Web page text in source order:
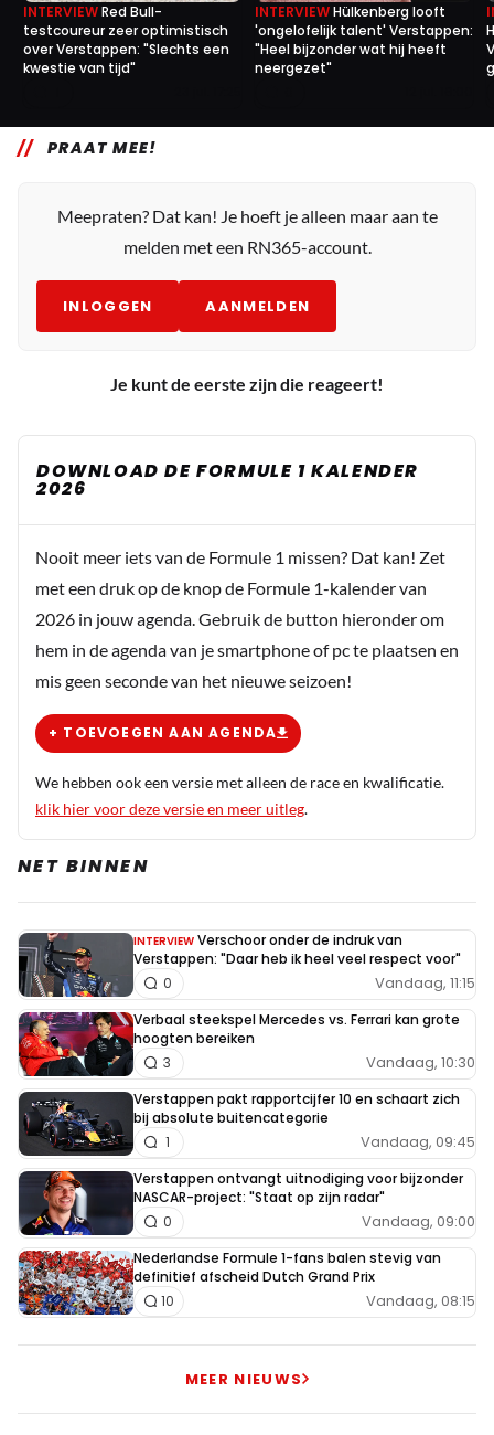
INTERVIEWRed Bull-
testcoureur zeer optimistisch
over Verstappen: "Slechts een
kwestie van tijd"
INTERVIEWHülkenberg looft
'ongelofelijk talent' Verstappen:
"Heel bijzonder wat hij heeft
neergezet"
PRAAT MEE!
Meepraten? Dat kan! Je hoeft je alleen maar aan te
melden met een RN365-account.
INLOGGEN AANMELDEN
Je kunt de eerste zijn die reageert!
DOWNLOAD DE FORMULE 1 KALENDER
2026
Nooit meer iets van de Formule 1 missen? Dat kan! Zet
met een druk op de knop de Formule 1-kalender van
2026 in jouw agenda. Gebruik de button hieronder om
hem in de agenda van je smartphone of pc te plaatsen en
mis geen seconde van het nieuwe seizoen!
+ TOEVOEGEN AAN AGENDA
We hebben ook een versie met alleen de race en kwalificatie.
klik hier voor deze versie en meer uitleg.
NET BINNEN
INTERVIEW Verschoor onder de indruk van
Verstappen: "Daar heb ik heel veel respect voor"
Vandaag, 11:15
0
Verbaal steekspel Mercedes vs. Ferrari kan grote
hoogten bereiken
Vandaag, 10:30
3
Verstappen pakt rapportcijfer 10 en schaart zich
bij absolute buitencategorie
Vandaag, 09:45
1
Verstappen ontvangt uitnodiging voor bijzonder
NASCAR-project: "Staat op zijn radar"
Vandaag, 09:00
0
Nederlandse Formule 1-fans balen stevig van
definitief afscheid Dutch Grand Prix
Vandaag, 08:15
10
MEER NIEUWS